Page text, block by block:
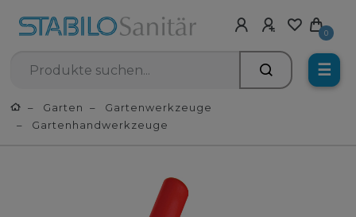
0
☰
Garten
Gartenwerkzeuge
Gartenhandwerkzeuge